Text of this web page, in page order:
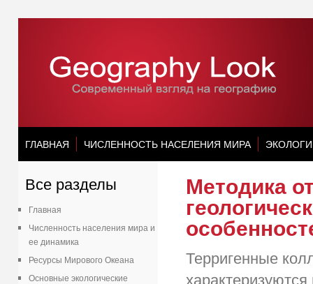
ГЛАВНАЯ ЧИСЛЕННОСТЬ НАСЕЛЕНИЯ МИРА
Все разделы
Главная
Численность населения мира и
ее динамика
Ресурсы Мирового Океана
Основные экологические
Методика
Терригенные